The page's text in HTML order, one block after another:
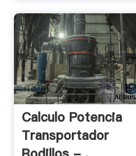
Calculo Potencia
Transportador